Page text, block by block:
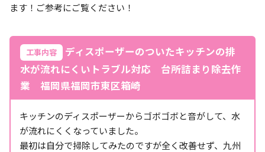
ます！ご参考にご覧ください！
工事内容
ディスポーザーのついたキッチンの排
水が流れにくいトラブル対応 台所詰まり除去作
業 福岡県福岡市東区箱崎
キッチンのディスポーザーからゴボゴボと音がして、水
が流れにくくなっていました。
最初は自分で掃除してみたのですが全く改善せず、九州